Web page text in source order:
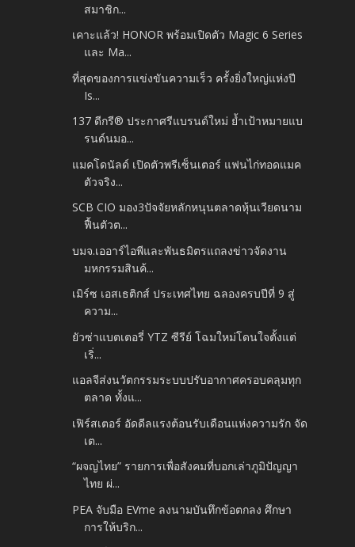
สมาชิก...
เคาะแล้ว! HONOR พร้อมเปิดตัว Magic 6 Series
และ Ma...
ที่สุดของการแข่งขันความเร็ว ครั้งยิ่งใหญ่แห่งปี
Is...
137 ดีกรี® ประกาศรีแบรนด์ใหม่ ย้ำเป้าหมายแบ
รนด์นมอ...
แมคโดนัลด์ เปิดตัวพรีเซ็นเตอร์ แฟนไก่ทอดแมค
ตัวจริง...
SCB CIO มอง3ปัจจัยหลักหนุนตลาดหุ้นเวียดนาม
ฟื้นตัวต...
บมจ.เออาร์ไอพีและพันธมิตรแถลงข่าวจัดงาน
มหกรรมสินค้...
เมิร์ซ เอสเธติกส์ ประเทศไทย ฉลองครบปีที่ 9 สู่
ความ...
ยัวซ่าแบตเตอรี่ YTZ ซีรีย์ โฉมใหม่โดนใจตั้งแต่
เริ่...
แอลจีส่งนวัตกรรมระบบปรับอากาศครอบคลุมทุก
ตลาด ทั้งแ...
เฟิร์สเตอร์ อัดดีลแรงต้อนรับเดือนแห่งความรัก จัด
เต...
“ผจญไทย” รายการเพื่อสังคมที่บอกเล่าภูมิปัญญา
ไทย ผ่...
PEA จับมือ EVme ลงนามบันทึกข้อตกลง ศึกษา
การให้บริก...